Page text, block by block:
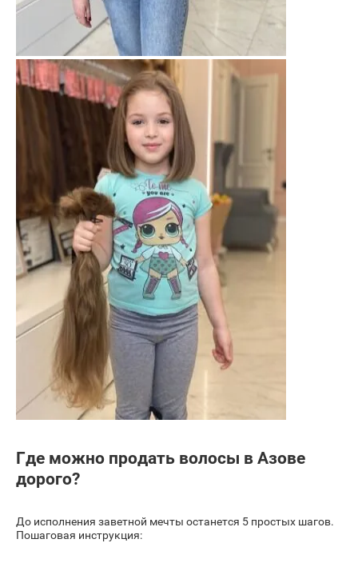
Где можно продать волосы в Азове
дорого?
До исполнения заветной мечты останется 5 простых шагов.
Пошаговая инструкция: